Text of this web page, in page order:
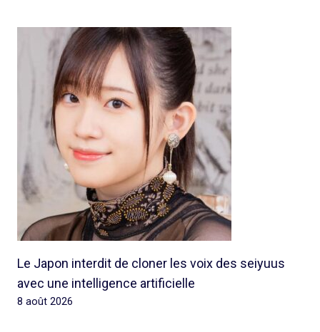
Le Japon interdit de cloner les voix des seiyuus
avec une intelligence artificielle
8 août 2026